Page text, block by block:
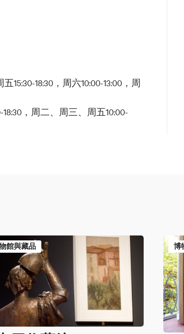
15:30-18:30，周六10:00-13:00，周
，周二、周三、周五10:00-
館與藏品 博